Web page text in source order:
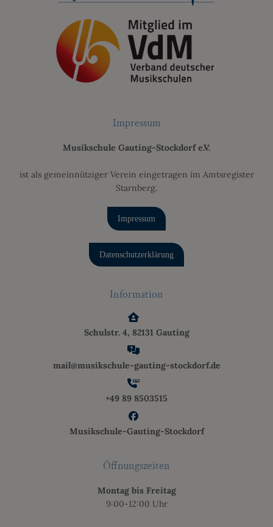
Impressum
Musikschule Gauting-Stockdorf e.V.
ist als gemeinnütziger Verein eingetragen im Amtsregister
Starnberg.
Impressum
Datenschutzerklärung
Information
Schulstr. 4, 82131 Gauting
mail@musikschule-gauting-stockdorf.de
+49 89 8503515
Musikschule-Gauting-Stockdorf
Öffnungszeiten
Montag bis Freitag
9:00-12:00 Uhr